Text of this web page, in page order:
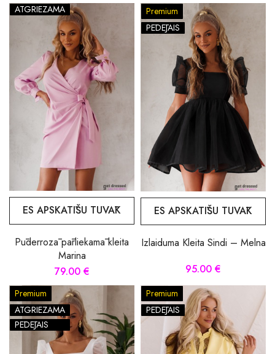
ATGRIEZAMA
ES APSKATĪŠU TUVĀK
Pūderrozā pārliekamā kleita
Marina
79.00 €
Premium
PĒDĒJAIS
ES APSKATĪŠU TUVĀK
Izlaiduma Kleita Sindi – Melna
95.00 €
Premium
ATGRIEZAMA
PĒDĒJAIS
Premium
PĒDĒJAIS